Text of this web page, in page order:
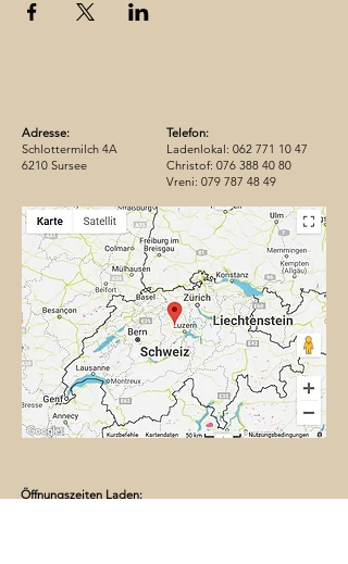
Adresse:
Schlottermilch 4A
6210 Sursee
Telefon:
Ladenlokal: 062 771 10 47
Christof: 076 388 40 80
Vreni: 079 787 48 49
Öffnungszeiten Laden: